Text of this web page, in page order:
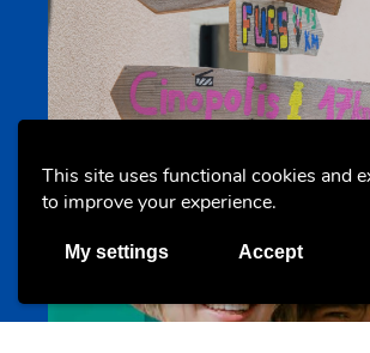
This site uses functional cookies and
to improve your experience.
My settings Accept
colonies.lu